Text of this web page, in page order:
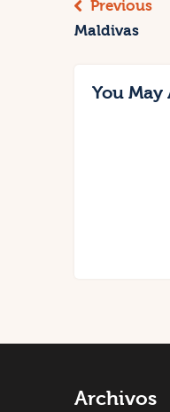
Previous
Maldivas
You May
Archivos